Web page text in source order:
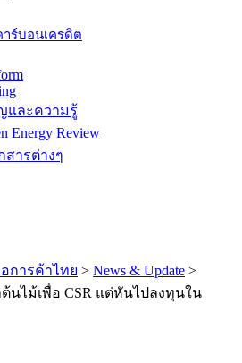
ร์บอนเครดิต
และความรู้
Energy Review
สารต่างๆ
การค้าไทย > News & Update >
นไม้เพื่อ CSR แต่หันไปลงทุนใน